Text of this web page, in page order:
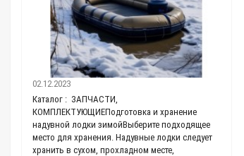
02.12.2023
Каталог : ЗАПЧАСТИ,
КОМПЛЕКТУЮЩИЕПодготовка и хранение
надувной лодки зимойВыберите подходящее
место для хранения. Надувные лодки следует
хранить в сухом, прохладном месте,